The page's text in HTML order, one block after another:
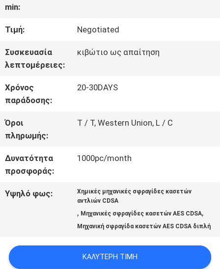
ΠΟΙΟΤΙΚΌΣ
ΈΛΕΓΧΟΣ
ΕΛΆΤΕ
ΣΕ
ΕΠΑΦΉ
ΜΕ
ΖΗΤΉΣΤΕ
ΑΠΌΣΠΑΣΜΑ
min:
Τιμή: Negotiated
Συσκευασία
λεπτομέρειες:
κιβώτιο ως απαίτηση
Χρόνος
παράδοσης:
20-30DAYS
Όροι
πληρωμής:
T / T, Western Union, L / C
Δυνατότητα
προσφοράς:
1000pc/month
Υψηλό φως:
Χημικές μηχανικές σφραγίδες κασετών
αντλιών CDSA
, Μηχανικές σφραγίδες κασετών AES CDSA,
Μηχανική σφραγίδα κασετών AES CDSA διπλή
ΚΑΛΎΤΕΡΗ ΤΙΜΉ